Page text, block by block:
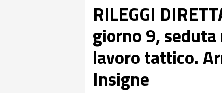
RILEGGI
giorno 9,
lavoro tattico.
Insigne